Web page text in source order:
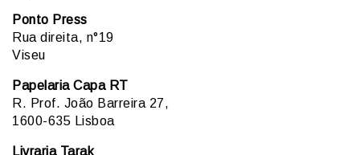
Ponto Press
Rua direita, n°19
Viseu
Papelaria Capa RT
R. Prof. João Barreira 27,
1600-635 Lisboa
Livraria Tarak